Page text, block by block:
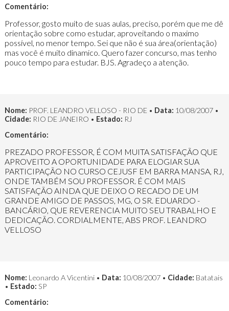
Comentário:
Professor, gosto muito de suas aulas, preciso, porém que me dê
orientação sobre como estudar, aproveitando o maximo
possível, no menor tempo. Sei que não é sua área(orientação)
mas você é muito dinamico. Quero fazer concurso, mas tenho
pouco tempo para estudar. BJS. Agradeço a atenção.
Nome: PROF. LEANDRO VELLOSO - RIO DE • Data: 10/08/2007 •
Cidade: RIO DE JANEIRO • Estado: RJ
Comentário:
PREZADO PROFESSOR, É COM MUITA SATISFAÇÃO QUE
APROVEITO A OPORTUNIDADE PARA ELOGIAR SUA
PARTICIPAÇÃO NO CURSO CEJUSF EM BARRA MANSA, RJ,
ONDE TAMBÉM SOU PROFESSOR. É COM MAIS
SATISFAÇÃO AINDA QUE DEIXO O RECADO DE UM
GRANDE AMIGO DE PASSOS, MG, O SR. EDUARDO -
BANCÁRIO, QUE REVERENCIA MUITO SEU TRABALHO E
DEDICAÇÃO. CORDIALMENTE, ABS PROF. LEANDRO
VELLOSO
Nome: Leonardo A Vicentini • Data: 10/08/2007 • Cidade: Batatais
• Estado: SP
Comentário: